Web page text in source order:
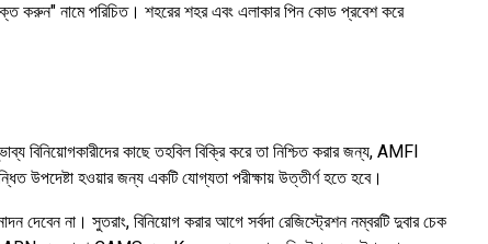
করুন" নামে পরিচিত। শহরের শহর এবং এলাকার পিন কোড প্রবেশ করে
বিনিয়োগকারীদের কাছে তহবিল বিক্রি করে তা নিশ্চিত করার জন্য, AMFI
উপদেষ্টা হওয়ার জন্য একটি যোগ্যতা পরীক্ষায় উত্তীর্ণ হতে হবে।
দেবেন না। সুতরাং, বিনিয়োগ করার আগে সর্বদা রেজিস্ট্রেশন নম্বরটি দুবার চেক